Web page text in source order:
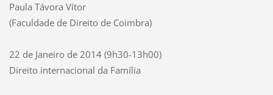
Paula Távora Vítor
(Faculdade de Direito de Coimbra)
22 de Janeiro de 2014 (9h30-13h00)
Direito internacional da Família